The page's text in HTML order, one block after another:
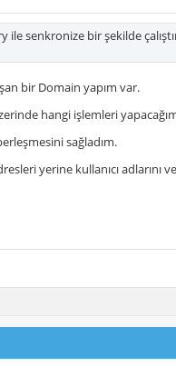
ile senkronize bir şekilde
bir Domain yapım var.
hangi işlemleri
sağladım.
yerine kullanıcı